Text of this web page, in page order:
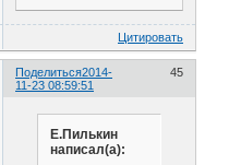
Цитировать
Поделиться 45
2014-
11-23 08:59:51
Е.Пилькин
написал(а):